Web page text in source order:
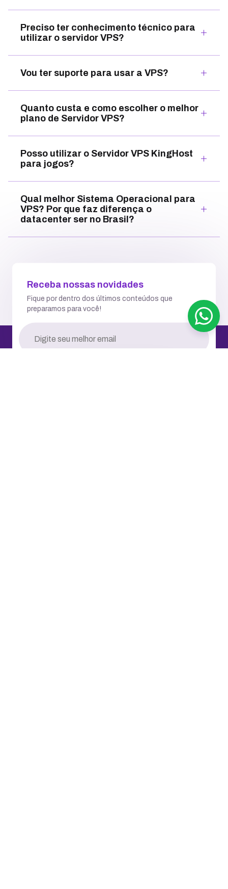
Preciso ter conhecimento técnico para
utilizar o servidor VPS?
Vou ter suporte para usar a VPS?
Quanto custa e como escolher o melhor
plano de Servidor VPS?
Posso utilizar o Servidor VPS KingHost
para jogos?
Qual melhor Sistema Operacional para
VPS? Por que faz diferença o
datacenter ser no Brasil?
Receba nossas novidades
Fique por dentro dos últimos conteúdos que
preparamos para você!